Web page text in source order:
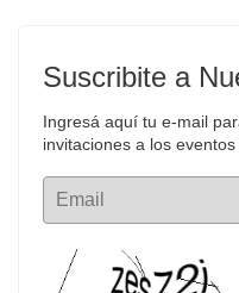
Suscribite a
Ingresá aquí tu e-mail
invitaciones a los
Email